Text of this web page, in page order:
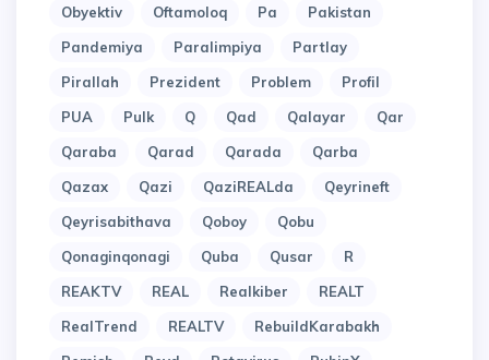
Obyektiv
Oftamoloq Pa
Pakistan
Pandemiya
Paralimpiya
Partlay
Pirallah
Prezident Problem
Profil
PUA
Pulk Q Qad Qalayar
Qar
Qaraba
Qarad Qarada
Qarba
Qazax
Qazi QaziREALda
Qeyrineft
Qeyrisabithava
Qoboy
Qobu
Qonaginqonagi
Quba Qusar
R
REAKTV
REAL Realkiber
REALT
RealTrend
REALTV
RebuildKarabakh